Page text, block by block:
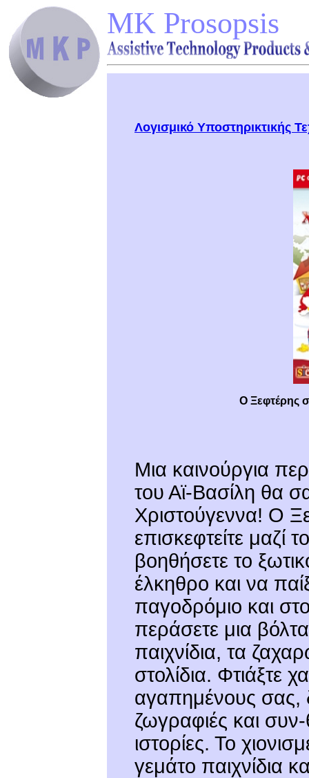
MK Prosopsis
Λογισμικό Υποστηρικτικής
Ο Ξεφτέρης
Μια καινούργια
του Αϊ-Βασίλη θα
Χριστούγεννα! Ο
επισκεφτείτε μαζί
βοηθήσετε το
έλκηθρο και να
παγοδρόμιο και
περάσετε μια
παιχνίδια, τα
στολίδια. Φτιάξτε
αγαπημένους σας,
ζωγραφιές και συν-
ιστορίες. Το
γεμάτο παιχνίδια